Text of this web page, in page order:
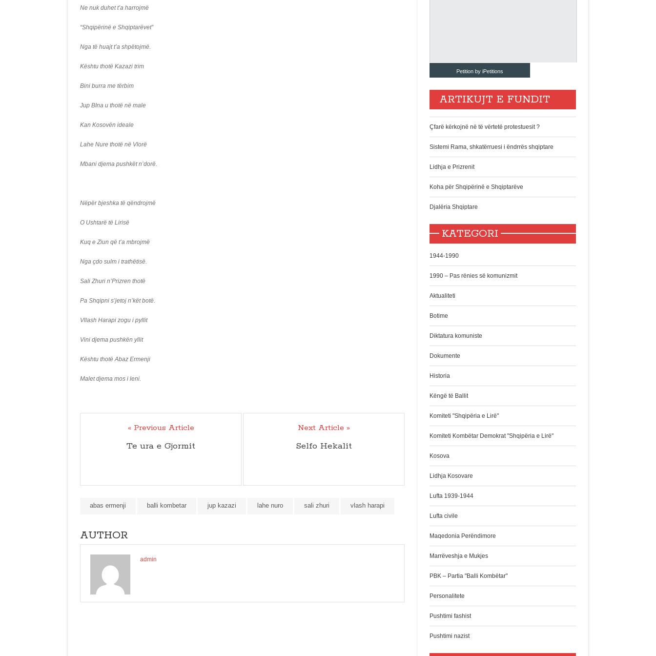
Ne nuk duhet t’a harrojmë
“Shqipërinë e Shqiptarëvet”
Nga të huajt t’a shpëtojmë.
Kështu thotë Kazazi trim
Bini burra me tërbim
Jup BIna u thotë në male
Kan Kosovën ideale
Lahe Nure thotë në Vlorë
Mbani djema pushkët n’dorë.
Nëpër bjeshka të qëndrojmë
O Ushtarë të Lirisë
Kuq e Ziun që t’a mbrojmë
Nga çdo sulm i trathëtisë.
Sali Zhuri n’Prizren thotë
Pa Shqipni s’jetoj n’kët botë.
Vllash Harapi zogu i pyllit
Vini djema pushkën yllit
Kështu thotë Abaz Ermenji
Malet djema mos i leni.
« Previous Article
Te ura e Gjormit
Next Article »
Selfo Hekalit
abas ermenji balli kombetar jup kazazi lahe nuro sali zhuri vlash harapi
AUTHOR
admin
Petition by iPetitions
ARTIKUJT E FUNDIT
Çfarë kërkojnë në të vërtetë protestuesit ?
Sistemi Rama, shkatërruesi i ëndrrës shqiptare
Lidhja e Prizrenit
Koha për Shqipërinë e Shqiptarëve
Djalëria Shqiptare
KATEGORI
1944-1990
1990 – Pas rënies së komunizmit
Aktualiteti
Botime
Diktatura komuniste
Dokumente
Historia
Këngë të Ballit
Komiteti "Shqipëria e Lirë"
Komiteti Kombëtar Demokrat "Shqipëria e Lirë"
Kosova
Lidhja Kosovare
Lufta 1939-1944
Lufta civile
Maqedonia Perëndimore
Marrëveshja e Mukjes
PBK – Partia "Balli Kombëtar"
Personalitete
Pushtimi fashist
Pushtimi nazist